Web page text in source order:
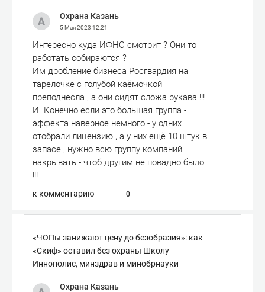
Охрана Казань
5 Мая 2023 12:21
Интересно куда ИФНС смотрит ? Они то
работать собираются ?
Им дробление бизнеса Росгвардия на
тарелочке с голубой каёмочкой
преподнесла , а они сидят сложа рукава !!!
И. Конечно если это большая группа -
эффекта наверное немного - у одних
отобрали лицензию , а у них ещё 10 штук в
запасе , нужно всю группу компаний
накрывать - чтоб другим не повадно было
!!!
к комментарию 0
«ЧОПы занижают цену до безобразия»: как
«Скиф» оставил без охраны Школу
Иннополис, минздрав и минобрнауки
Охрана Казань